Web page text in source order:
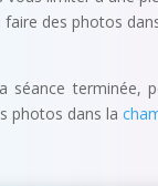
faire des photos
séance terminée,
photos dans la